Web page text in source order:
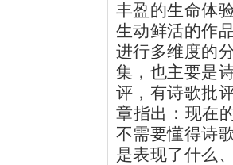
丰盈的生命体
生动鲜活的作
进行多维度的
集，也主要是
评，有诗歌批
章指出：现在
不需要懂得诗
是表现了什么